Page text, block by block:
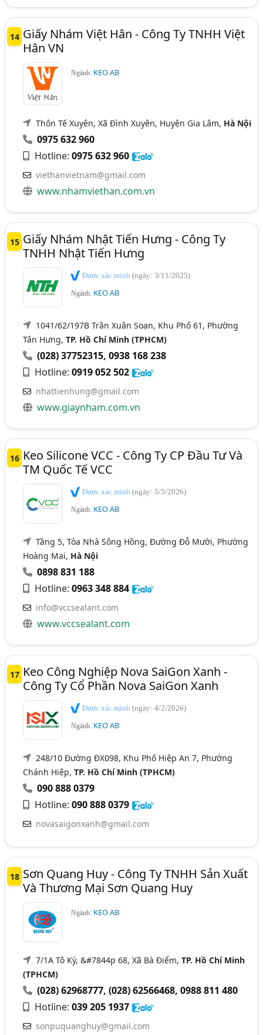
14 Giấy Nhám Việt Hân - Công Ty TNHH Việt
Hân VN
Ngành: KEO AB
Thôn Tế Xuyên, Xã Đình Xuyên, Huyện Gia Lâm, Hà Nội
0975 632 960
Hotline:0975 632 960
viethanvietnam@gmail.com
www.nhamviethan.com.vn
15 Giấy Nhám Nhật Tiến Hưng - Công Ty
TNHH Nhật Tiến Hưng
Được xác minh(ngày: 3/11/2025)
Ngành: KEO AB
1041/62/197B Trần Xuân Soạn, Khu Phố 61, Phường
Tân Hưng,TP. Hồ Chí Minh (TPHCM)
(028) 37752315,0938 168 238
Hotline:0919 052 502
nhattienhung@gmail.com
www.giaynham.com.vn
16 Keo Silicone VCC - Công Ty CP Đầu Tư Và
TM Quốc Tế VCC
Được xác minh(ngày: 5/5/2026)
Ngành: KEO AB
Tầng 5, Tòa Nhà Sông Hồng, Đường Đỗ Mười, Phường
Hoàng Mai, Hà Nội
0898 831 188
Hotline:0963 348 884
info@vccsealant.com
www.vccsealant.com
17 Keo Công Nghiệp Nova SaiGon Xanh -
Công Ty Cổ Phần Nova SaiGon Xanh
Được xác minh(ngày: 4/2/2026)
Ngành: KEO AB
248/10 Đường ĐX098, Khu Phố Hiệp An 7, Phường
Chánh Hiệp,TP. Hồ Chí Minh (TPHCM)
090 888 0379
Hotline:090 888 0379
novasaigonxanh@gmail.com
18 Sơn Quang Huy - Công Ty TNHH Sản Xuất
Và Thương Mại Sơn Quang Huy
Ngành: KEO AB
7/1A Tô Ký, &#7844p 68, Xã Bà Điểm,TP. Hồ Chí Minh
(TPHCM)
(028) 62968777,(028) 62566468,0988 811 480
Hotline:039 205 1937
sonpuquanghuy@gmail.com